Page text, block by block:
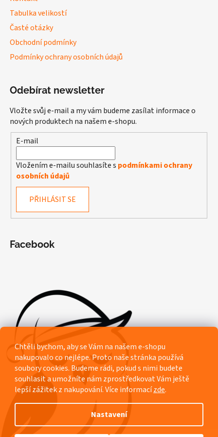
Chtěli bychom, aby se Vám na našem e-shopu
nakupovalo co nejlépe. Proto naše stránka používá
soubory cookies. Budeme rádi, pokud s nimi budete
souhlasit a umožníte nám zprostředkovat Vám ještě
lepší zážitek z nakupování.Více informacízde.
Nastavení
Tabulka velikostí
Časté otázky
Obchodní podmínky
Podmínky ochrany osobních údajů
Odebírat newsletter
Vložte svůj e-mail a my vám budeme zasílat informace o
nových produktech na našem e-shopu.
E-mail
Vložením e-mailu souhlasíte s podmínkami ochrany
osobních údajů
PŘIHLÁSIT SE
Facebook